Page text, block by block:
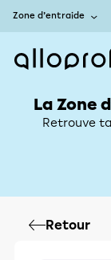
Zone d’entraide
La Zone
Retrouve
Retour